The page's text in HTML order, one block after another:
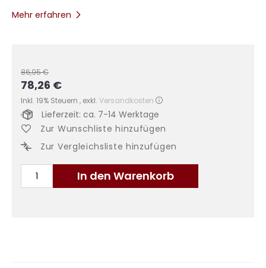
Mehr erfahren
86,95 €
Sonderangebot
78,26 €
Inkl. 19% Steuern , exkl. Versandkosten
In den Warenkorb
Lieferzeit: ca. 7-14 Werktage
Zur Wunschliste hinzufügen
Zur Vergleichsliste hinzufügen